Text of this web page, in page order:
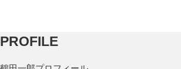
PROFILE